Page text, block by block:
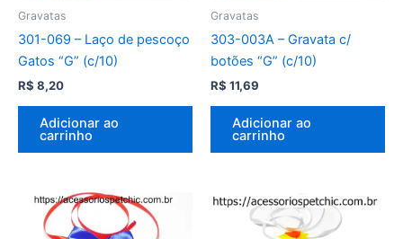
Gravatas
301-069 – Laço de pescoço
Gatos “G” (c/10)
R$ 8,20
Adicionar ao
carrinho
Gravatas
303-003A – Gravata c/
botões “G” (c/10)
R$ 11,69
Adicionar ao
carrinho